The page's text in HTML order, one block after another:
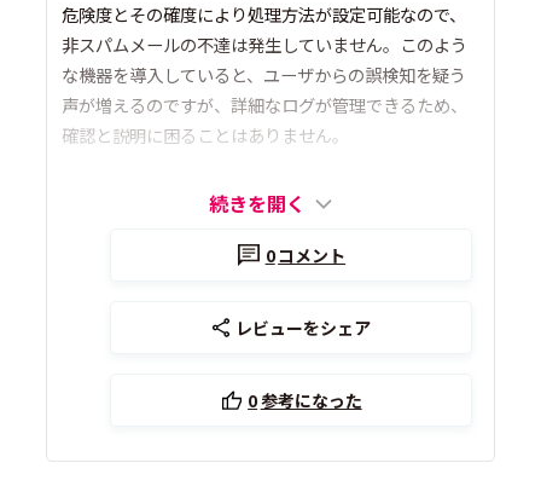
危険度とその確度により処理方法が設定可能なので、
非スパムメールの不達は発生していません。このよう
な機器を導入していると、ユーザからの誤検知を疑う
声が増えるのですが、詳細なログが管理できるため、
確認と説明に困ることはありません。
続きを開く
0コメント
レビューをシェア
0参考になった